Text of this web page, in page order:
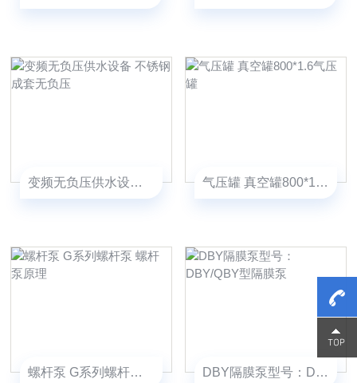
变频无负压供水设备 不锈钢成套无负压 气压罐 真空罐800*1.6气压罐
螺杆泵 G系列螺杆泵 螺杆泵原理 DBY隔膜泵型号：DBY/QBY型隔膜泵